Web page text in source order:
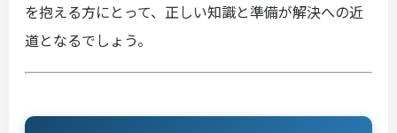
を抱える方にとって、正しい知識と準備が解決への近
道となるでしょう。